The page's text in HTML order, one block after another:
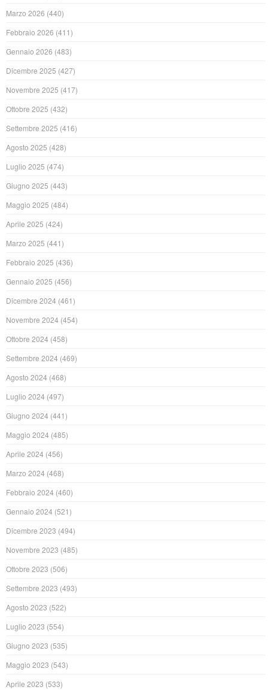
Marzo 2026 (440)
Febbraio 2026 (411)
Gennaio 2026 (483)
Dicembre 2025 (427)
Novembre 2025 (417)
Ottobre 2025 (432)
Settembre 2025 (416)
Agosto 2025 (428)
Luglio 2025 (474)
Giugno 2025 (443)
Maggio 2025 (484)
Aprile 2025 (424)
Marzo 2025 (441)
Febbraio 2025 (436)
Gennaio 2025 (456)
Dicembre 2024 (461)
Novembre 2024 (454)
Ottobre 2024 (458)
Settembre 2024 (469)
Agosto 2024 (468)
Luglio 2024 (497)
Giugno 2024 (441)
Maggio 2024 (485)
Aprile 2024 (456)
Marzo 2024 (468)
Febbraio 2024 (460)
Gennaio 2024 (521)
Dicembre 2023 (494)
Novembre 2023 (485)
Ottobre 2023 (506)
Settembre 2023 (493)
Agosto 2023 (522)
Luglio 2023 (554)
Giugno 2023 (535)
Maggio 2023 (543)
Aprile 2023 (533)